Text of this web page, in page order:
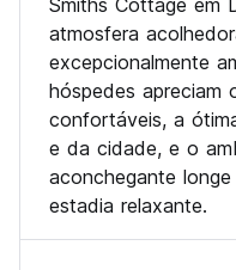
Smiths Cottage em
atmosfera
excepcionalmente
hóspedes apreciam
confortáveis, a
e da cidade, e o
aconchegante
estadia relaxante.